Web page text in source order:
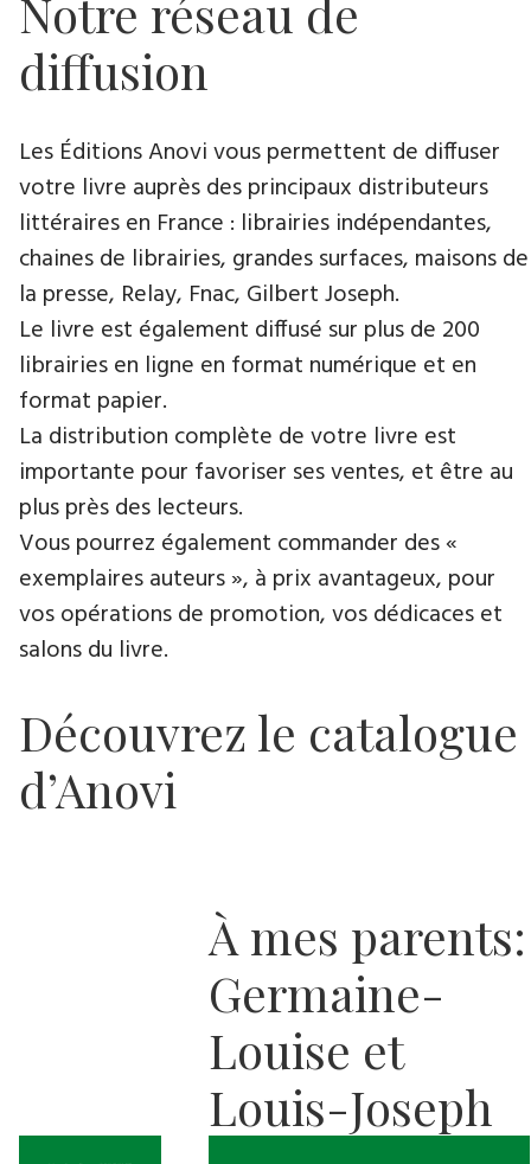
Notre réseau de
diffusion
Les Éditions Anovi vous permettent de diffuser
votre livre auprès des principaux distributeurs
littéraires en France : librairies indépendantes,
chaines de librairies, grandes surfaces, maisons de
la presse, Relay, Fnac, Gilbert Joseph.
Le livre est également diffusé sur plus de 200
librairies en ligne en format numérique et en
format papier.
La distribution complète de votre livre est
importante pour favoriser ses ventes, et être au
plus près des lecteurs.
Vous pourrez également commander des «
exemplaires auteurs », à prix avantageux, pour
vos opérations de promotion, vos dédicaces et
salons du livre.
Découvrez le catalogue
d’Anovi
À mes parents:
Germaine-
Louise et
Louis-Joseph